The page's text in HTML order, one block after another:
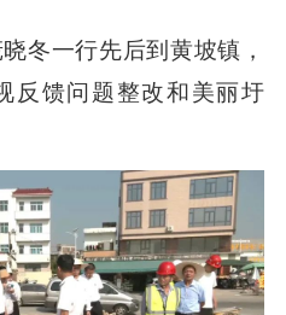
一行先后到黄坡镇，
反馈问题整改和美丽圩